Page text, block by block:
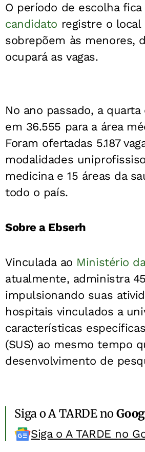
O período de escolha
candidato registre o
sobrepõem às menores,
ocupará as vagas.
No ano passado, a
em 36.555 para a área
Foram ofertadas 5.187
modalidades
medicina e 15 áreas da
todo o país.
Sobre a Ebserh
Vinculada ao Ministério
atualmente, administra
impulsionando suas
hospitais vinculados a
características
(SUS) ao mesmo tempo
desenvolvimento de
Siga o A TARDE no
Siga o A TARDE no